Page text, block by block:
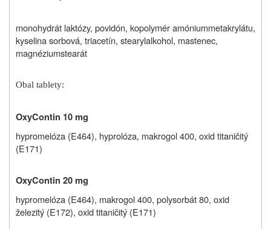
monohydrát laktózy, povidón, kopolymér amóniummetakrylátu,
kyselina sorbová, triacetín, stearylalkohol, mastenec,
magnéziumstearát
Obal tablety:
OxyContin 10 mg
hypromelóza (E464), hyprolóza, makrogol 400, oxid titaničitý
(E171)
OxyContin 20 mg
hypromelóza (E464), makrogol 400, polysorbát 80, oxid
železitý (E172), oxid titaničitý (E171)